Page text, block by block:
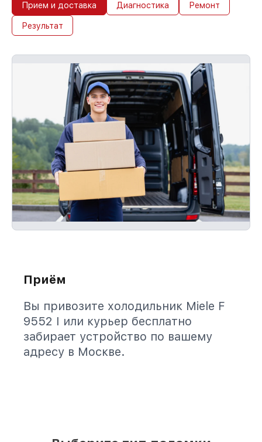
Прием и доставка Диагностика Ремонт
Результат
Приём
Вы привозите холодильник Miele F
9552 I или курьер бесплатно
забирает устройство по вашему
адресу в Москве.